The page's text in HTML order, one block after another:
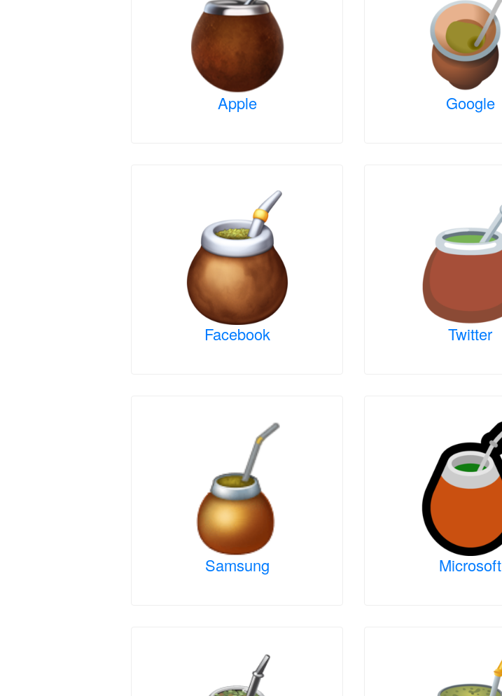
Apple Google
Facebook Twitter
Samsung Microsoft